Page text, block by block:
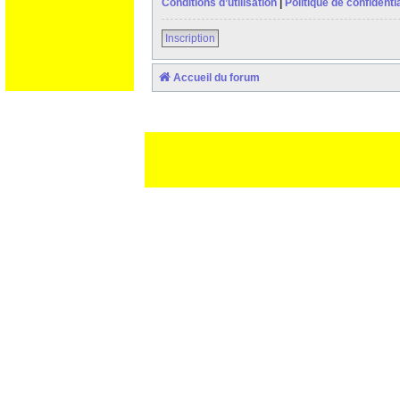
Conditions d’utilisation
Politique de
Inscription
Accueil du forum